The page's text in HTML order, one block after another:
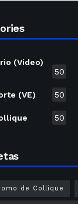
(Video)
50
(VE) 50
50
de Collique